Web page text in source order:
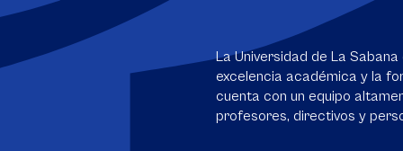
La Universidad de La
excelencia académica y la
cuenta con un equipo
profesores, directivos y